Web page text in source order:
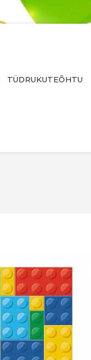
TÜDRUKUTEÕHTU